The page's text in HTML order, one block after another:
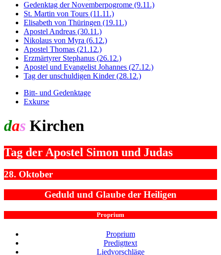
Gedenktag der Novemberpogrome (9.11.)
St. Martin von Tours (11.11.)
Elisabeth von Thüringen (19.11.)
Apostel Andreas (30.11.)
Nikolaus von Myra (6.12.)
Apostel Thomas (21.12.)
Erzmärtyrer Stephanus (26.12.)
Apostel und Evangelist Johannes (27.12.)
Tag der unschuldigen Kinder (28.12.)
Bitt- und Gedenktage
Exkurse
das Kirchen
Tag der Apostel Simon und Judas
28. Oktober
Geduld und Glaube der Heiligen
Proprium
Proprium
Predigttext
Liedvorschläge